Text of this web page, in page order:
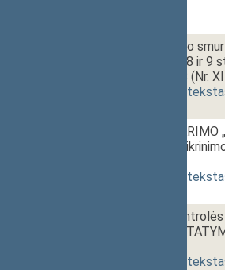
Apsaugos nuo
1425 4, 5, 7, 8 ir 9
PROJEKTAS (Nr.
dokumento
Seimo
aplinkoje
dokumento
Alkoholio
pakeitimo
dokumento